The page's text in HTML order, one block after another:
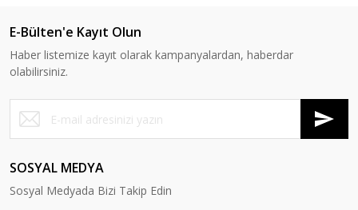
E-Bülten'e Kayıt Olun
Haber listemize kayıt olarak kampanyalardan, haberdar
olabilirsiniz.
SOSYAL MEDYA
Sosyal Medyada Bizi Takip Edin